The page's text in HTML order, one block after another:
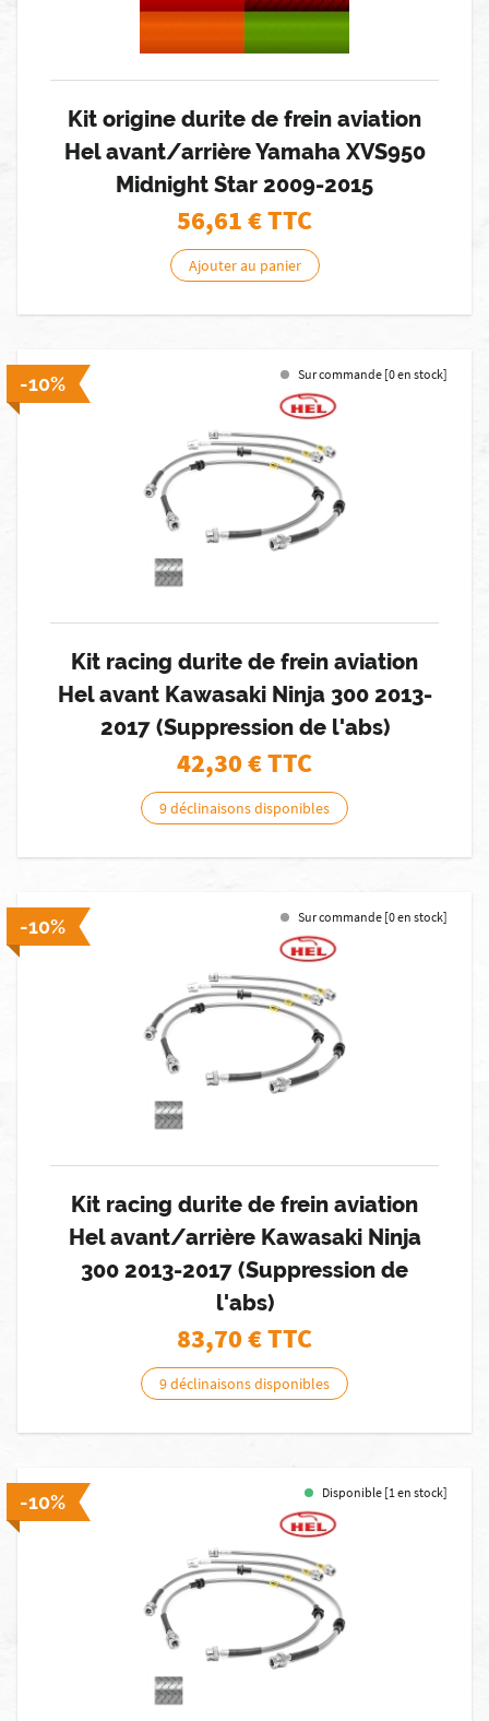
Kit origine durite de frein aviation
Hel avant/arrière Yamaha XVS950
Midnight Star 2009-2015
56,61€ TTC
Ajouter au panier
-10% Sur commande [0 en stock]
Kit racing durite de frein aviation
Hel avant Kawasaki Ninja 300 2013-
2017 (Suppression de l'abs)
42,30€ TTC
9 déclinaisons disponibles
-10% Sur commande [0 en stock]
Kit racing durite de frein aviation
Hel avant/arrière Kawasaki Ninja
300 2013-2017 (Suppression de
l'abs)
83,70€ TTC
9 déclinaisons disponibles
-10% Disponible [1 en stock]